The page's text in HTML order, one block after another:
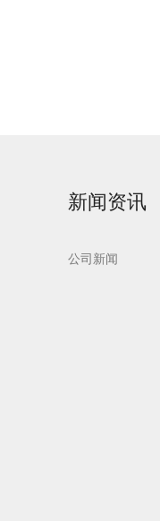
洗
Aurora-F2Plus
新闻资讯
公司新闻